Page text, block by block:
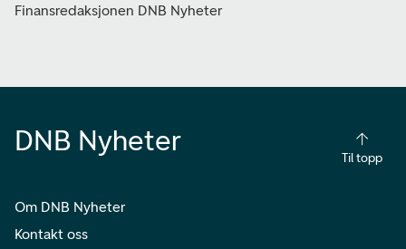
Finansredaksjonen DNB Nyheter
DNB Nyheter
Til topp
Om DNB Nyheter
Kontakt oss